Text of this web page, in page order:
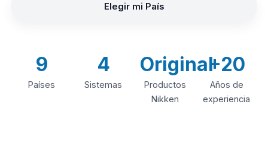
Elegir mi País
9
Países
4
Sistemas
Original
Productos
Nikken
+20
Años de
experiencia